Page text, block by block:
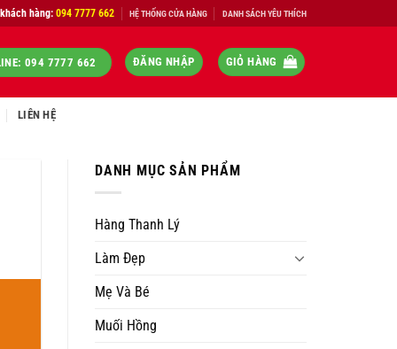
hàng:094 7777 662 HỆ THỐNG CỬA HÀNG DANH SÁCH YÊU THÍCH
094 7777 662 ĐĂNG NHẬP GIỎ HÀNG
LIÊN HỆ
DANH MỤC SẢN PHẨM
Hàng Thanh Lý
Làm Đẹp
Mẹ Và Bé
Muối Hồng